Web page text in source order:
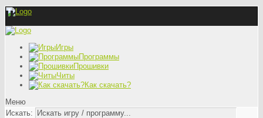
Игры
Программы
Прошивки
Читы
Как скачать?
Меню
Искать: